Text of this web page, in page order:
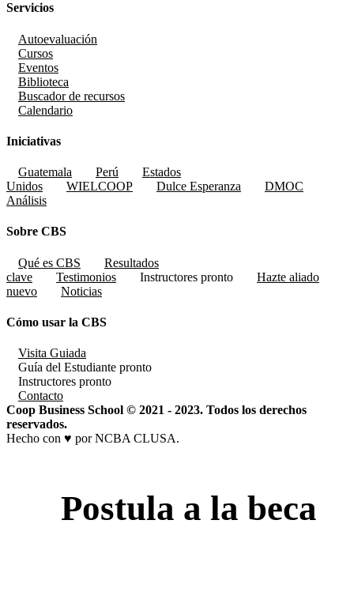
Servicios
Autoevaluación
Cursos
Eventos
Biblioteca
Buscador de recursos
Calendario
Iniciativas
Guatemala Perú
Estados
Unidos
WIELCOOP Dulce Esperanza
DMOC
Análisis
Sobre CBS
Qué es CBS
Resultados
clave
Testimonios Instructores pronto
Hazte aliado
nuevo
Noticias
Cómo usar la CBS
Visita Guiada
Guía del Estudiante pronto
Instructores pronto
Contacto
Coop Business School © 2021 - 2023. Todos los derechos
reservados.
Hecho con ♥ por NCBA CLUSA.
Postula a la beca